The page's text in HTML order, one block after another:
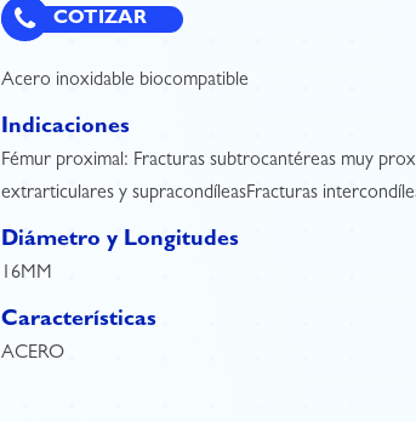
COTIZAR
Acero inoxidable biocompatible
Indicaciones
Fémur proximal: Fracturas subtrocantéreas muy
extrarticulares y supracondíleasFracturas
Diámetro y Longitudes
16MM
Características
ACERO